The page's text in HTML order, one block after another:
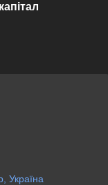
Україна